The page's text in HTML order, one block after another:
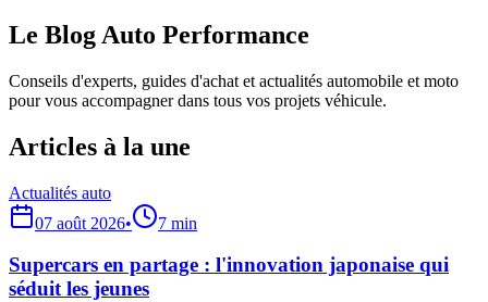
Le Blog Auto Performance
Conseils d'experts, guides d'achat et actualités automobile et moto
pour vous accompagner dans tous vos projets véhicule.
Articles à la une
Actualités auto
07 août 2026• 7 min
Supercars en partage : l'innovation japonaise qui
séduit les jeunes